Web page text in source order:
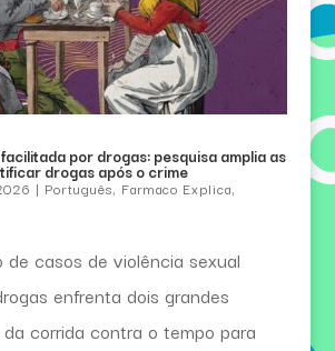
por drogas: pesquisa amplia as
drogas após o crime
| Português, Farmaco Explica,
casos de violência sexual
enfrenta dois grandes
da corrida contra o tempo para